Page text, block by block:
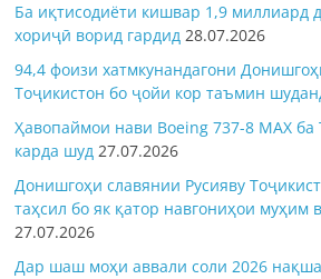
Ба иқтисодиёти кишвар 1,9 миллиард
хориҷӣ ворид гардид 28.07.2026
94,4 фоизи хатмкунандагони
Тоҷикистон бо ҷойи кор таъмин
Ҳавопаймои нави Boeing 737-8 MAX ба
карда шуд 27.07.2026
Донишгоҳи славянии Русияву
таҳсил бо як қатор навгониҳои муҳим
27.07.2026
Дар шаш моҳи аввали соли 2026